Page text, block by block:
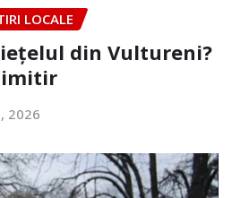
LOCALE
din Vultureni?
2026